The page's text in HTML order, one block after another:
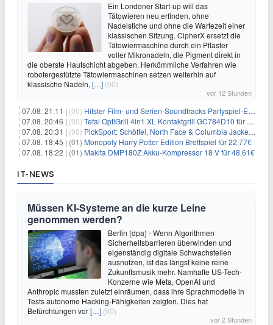
Ein Londoner Start-up will das
Tätowieren neu erfinden, ohne
Nadelstiche und ohne die Wartezeit einer
klassischen Sitzung. CipherX ersetzt die
Tätowiermaschine durch ein Pflaster
voller Mikronadeln, die Pigment direkt in
die oberste Hautschicht abgeben. Herkömmliche Verfahren wie
robotergestützte Tätowiermaschinen setzen weiterhin auf
klassische Nadeln, […] (00)
vor 12 Stunden
07.08. 21:11 | (00) Hitster Film- und Serien-Soundtracks Partyspiel-Erweiterung für 6,99€
07.08. 20:46 | (00) Tefal OptiGrill 4in1 XL Kontaktgrill GC784D10 für 239,99€
07.08. 20:31 | (00) PickSport: Schöffel, North Face & Columbia Jacken ab 39,60€
07.08. 18:45 | (01) Monopoly Harry Potter Edition Brettspiel für 22,77€
07.08. 18:22 | (01) Makita DMP180Z Akku-Kompressor 18 V für 48,61€
IT-NEWS
Müssen KI-Systeme an die kurze Leine
genommen werden?
Berlin (dpa) - Wenn Algorithmen
Sicherheitsbarrieren überwinden und
eigenständig digitale Schwachstellen
ausnutzen, ist das längst keine reine
Zukunftsmusik mehr. Namhafte US-Tech-
Konzerne wie Meta, OpenAI und
Anthropic mussten zuletzt einräumen, dass ihre Sprachmodelle in
Tests autonome Hacking-Fähigkeiten zeigten. Dies hat
Befürchtungen vor[…] (00)
vor 2 Stunden